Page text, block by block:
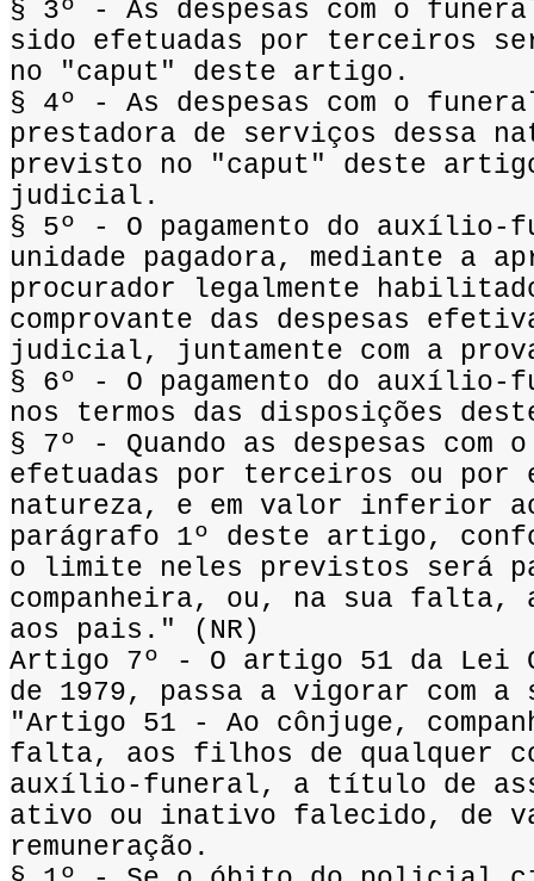
§ 3º - As despesas com o
sido efetuadas por terceiros
no "caput" deste artigo.
§ 4º - As despesas com o
prestadora de serviços dessa
previsto no "caput" deste
judicial.
§ 5º - O pagamento do
unidade pagadora, mediante a
procurador legalmente
comprovante das despesas
judicial, juntamente com a
§ 6º - O pagamento do auxílio-
nos termos das disposições
§ 7º - Quando as despesas
efetuadas por terceiros ou por
natureza, e em valor inferior
parágrafo 1º deste artigo,
o limite neles previstos será
companheira, ou, na sua falta,
aos pais." (NR)
Artigo 7º - O artigo 51 da Lei
de 1979, passa a vigorar com a
"Artigo 51 - Ao cônjuge,
falta, aos filhos de qualquer
auxílio-funeral, a título de
ativo ou inativo falecido, de
remuneração.